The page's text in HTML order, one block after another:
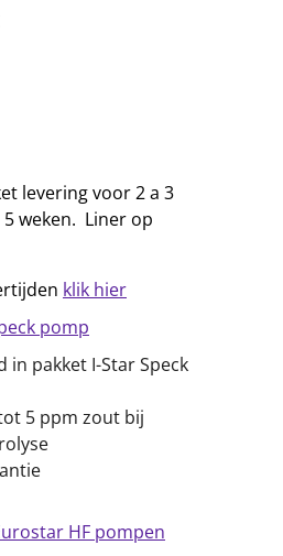
levering voor 2 a 3
weken. Liner op
klik hier
in pakket I-Star Speck
5 ppm zout bij